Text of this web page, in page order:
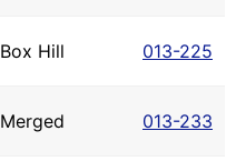
Box Hill 013-225
Merged 013-233